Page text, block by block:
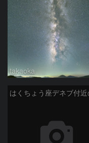
takaoka